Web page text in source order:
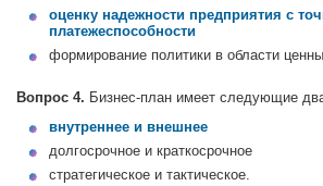
оценку надежности предприятия с
платежеспособности
формирование политики в области
Вопрос 4. Бизнес-план имеет следующие
внутреннее и внешнее
долгосрочное и краткосрочное
стратегическое и тактическое.